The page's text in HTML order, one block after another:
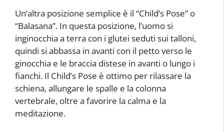
Un’altra posizione semplice è il “Child’s Pose” o
“Balasana”. In questa posizione, l’uomo si
inginocchia a terra con i glutei seduti sui talloni,
quindi si abbassa in avanti con il petto verso le
ginocchia e le braccia distese in avanti o lungo i
fianchi. Il Child’s Pose è ottimo per rilassare la
schiena, allungare le spalle e la colonna
vertebrale, oltre a favorire la calma e la
meditazione.